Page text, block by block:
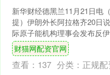
新华财经德黑兰11月21日电
提）伊朗外长阿拉格齐20日
际原子能机构理事会发布反
伊朗宣布旨在恢复伊朗与国际
构合作的开罗协议不....
财猫网配资官网
查看： 137 分类： 正规